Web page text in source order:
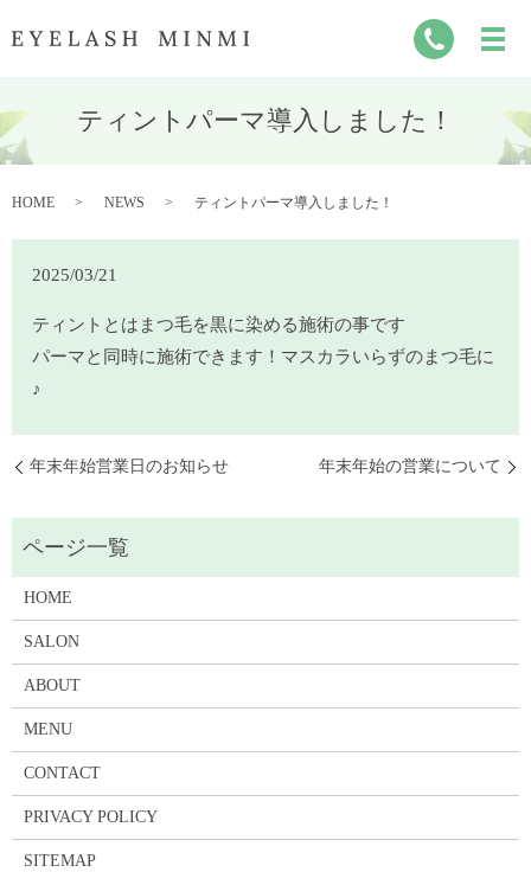
ティントパーマ導入しました！
HOME NEWS ティントパーマ導入しました！
2025/03/21
ティントとはまつ毛を黒に染める施術の事です
パーマと同時に施術できます！マスカラいらずのまつ毛に
♪
年末年始営業日のお知らせ 年末年始の営業について
HOME
SALON
ABOUT
MENU
CONTACT
PRIVACY POLICY
SITEMAP